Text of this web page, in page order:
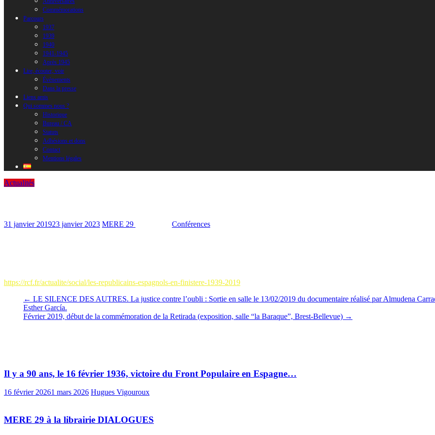
Commémorations
Parcours
1937
1939
1940
1941-1945
Après 1945
Lire, écouter, voir
Évènements
Dans la presse
Liens amis
Qui sommes nous ?
Historique
Bureau / CA
Statuts
Adhésions et dons
Contact
Mentions légales
Actualités
31 janvier 201923 janvier 2023 MERE 29 Conférences
https://rcf.fr/actualite/social/les-republicains-espagnols-en-finistere-1939-2019
← LE SILENCE DES AUTRES. La justice contre l’oubli : Sortie en salle le 13/02/2019 du documentaire réalisé par Almudena
Esther García.
Février 2019, début de la commémoration de la Retirada (exposition, salle “la Baraque”, Brest-Bellevue) →
Il y a 90 ans, le 16 février 1936, victoire du Front Populaire en Espagne…
16 février 20261 mars 2026 Hugues Vigouroux
MERE 29 à la librairie DIALOGUES